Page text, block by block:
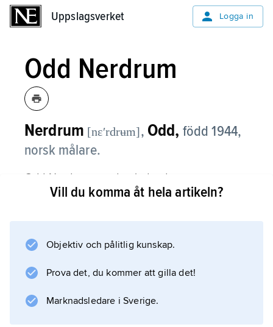
Uppslagsverket Logga in
Odd Nerdrum
Nerdrum [nɛʹrdrʉm], Odd, född 1944,
norsk målare.
Odd Nerdrum var den ledande av
nyromantikerna i Norge, det vill säga de unga
måleri. Hans konst har såväl stilistiskt som
även om han för in element från
Litteraturanvisning
Vill du komma åt hela artikeln?
Objektiv och pålitlig kunskap.
Prova det, du kommer att gilla det!
Marknadsledare i Sverige.